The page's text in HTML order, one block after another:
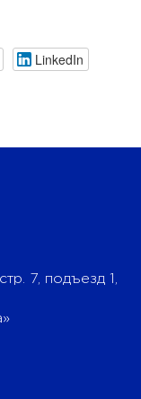
LinkedIn
7, подъезд 1,